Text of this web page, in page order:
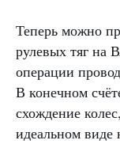
Теперь можно
рулевых тяг на
операции
В конечном
схождение
идеальном виде